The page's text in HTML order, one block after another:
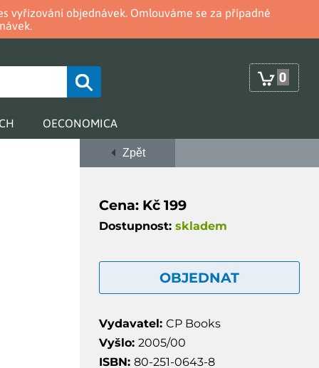
vyřizování objednávek. Omlouváme se za případné
0
OECONOMICA
Zpět
Cena: Kč 199
Dostupnost: skladem
OBJEDNAT
Vydavatel: CP Books
Vyšlo: 2005/00
ISBN: 80-251-0643-8